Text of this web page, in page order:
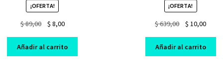
¡OFERTA!
$89,00
Original
was:
$ 89,00.
$ 8,00Current
is:
$ 8,00.
Añadir al carrito
¡OFERTA!
$639,00
Original
was:
$ 639,00.
$ 10,00
is:
$
Añadir al carrito